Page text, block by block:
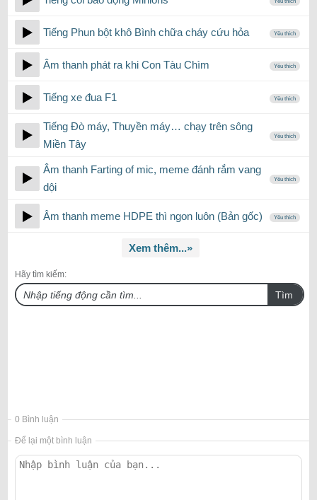
Tiếng Phun bột khô Bình chữa cháy cứu hỏa Yêu thích
Âm thanh phát ra khi Con Tàu Chìm Yêu thích
Tiếng xe đua F1 Yêu thích
Tiếng Đò máy, Thuyền máy… chạy trên sông
Miền Tây
Yêu thích
Âm thanh Farting of mic, meme đánh rắm vang
dội
Yêu thích
Âm thanh meme HDPE thì ngon luôn (Bản gốc) Yêu thích
Xem thêm...»
Hãy tìm kiếm:
Tìm
0 Bình luận
Để lại một bình luận